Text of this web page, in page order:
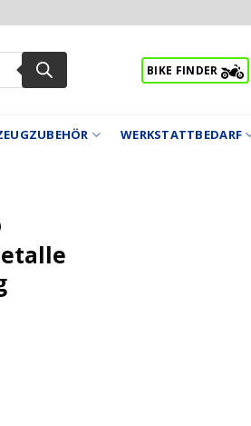
BIKE FINDER
WERKSTATTBEDARF